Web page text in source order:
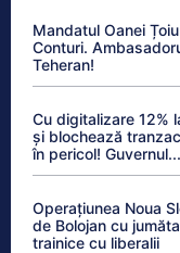
Mandatul Oanei
Conturi.
Teheran!
Cu digitalizare 12%
și blochează
în pericol! Guvernul...
Operațiunea Noua
de Bolojan cu
trainice cu liberalii